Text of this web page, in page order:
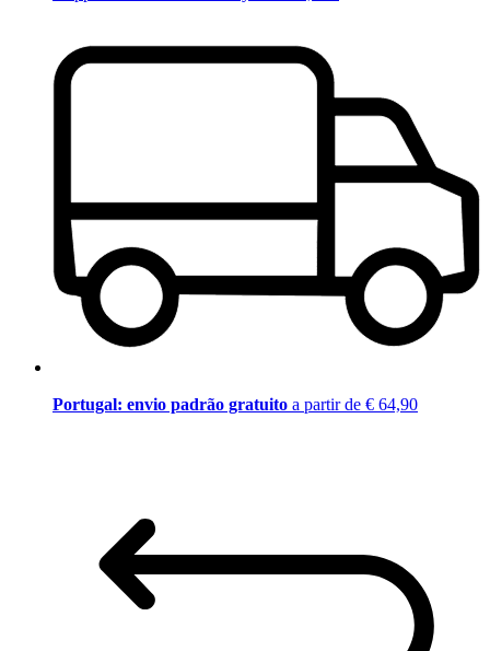
Portugal: envio padrão gratuito a partir de € 64,90